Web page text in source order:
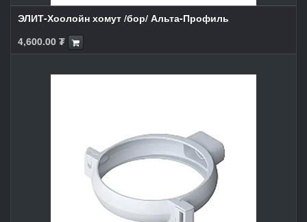
ЭЛИТ-Хоолойн хомут /бор/ Альта-Профиль
4,600.00 ₮